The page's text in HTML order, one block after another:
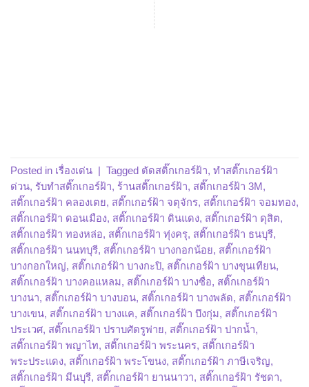
Posted in เรื่องเด่น Tagged ตัดสติ๊กเกอร์ฝ้า, ทำสติ๊กเกอร์ฝ้า
ด่วน, รับทำสติ๊กเกอร์ฝ้า, ร้านสติ๊กเกอร์ฝ้า, สติ๊กเกอร์ฝ้า 3M ,
สติ๊กเกอร์ฝ้า คลองเตย, สติ๊กเกอร์ฝ้า จตุจักร, สติ๊กเกอร์ฝ้า จอมทอง,
สติ๊กเกอร์ฝ้า ดอนเมือง, สติ๊กเกอร์ฝ้า ดินแดง, สติ๊กเกอร์ฝ้า ดุสิต,
สติ๊กเกอร์ฝ้า ทองหล่อ, สติ๊กเกอร์ฝ้า ทุ่งครุ, สติ๊กเกอร์ฝ้า ธนบุรี,
สติ๊กเกอร์ฝ้า นนทบุรี, สติ๊กเกอร์ฝ้า บางกอกน้อย, สติ๊กเกอร์ฝ้า
บางกอกใหญ่, สติ๊กเกอร์ฝ้า บางกะปิ, สติ๊กเกอร์ฝ้า บางขุนเทียน,
สติ๊กเกอร์ฝ้า บางคอแหลม, สติ๊กเกอร์ฝ้า บางซื่อ, สติ๊กเกอร์ฝ้า
บางนา, สติ๊กเกอร์ฝ้า บางบอน, สติ๊กเกอร์ฝ้า บางพลัด, สติ๊กเกอร์ฝ้า
บางเขน, สติ๊กเกอร์ฝ้า บางแค, สติ๊กเกอร์ฝ้า บึงกุ่ม, สติ๊กเกอร์ฝ้า
ประเวศ, สติ๊กเกอร์ฝ้า ปราบศัตรูพ่าย, สติ๊กเกอร์ฝ้า ปากน้ำ,
สติ๊กเกอร์ฝ้า พญาไท, สติ๊กเกอร์ฝ้า พระนคร, สติ๊กเกอร์ฝ้า
พระประแดง, สติ๊กเกอร์ฝ้า พระโขนง, สติ๊กเกอร์ฝ้า ภาษีเจริญ,
สติ๊กเกอร์ฝ้า มีนบุรี, สติ๊กเกอร์ฝ้า ยานนาวา, สติ๊กเกอร์ฝ้า รัชดา,